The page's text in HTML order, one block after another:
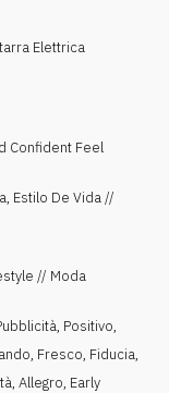
Elettrica
Confident Feel
Estilo De Vida //
// Moda
, Positivo,
, Fresco, Fiducia,
, Allegro, Early